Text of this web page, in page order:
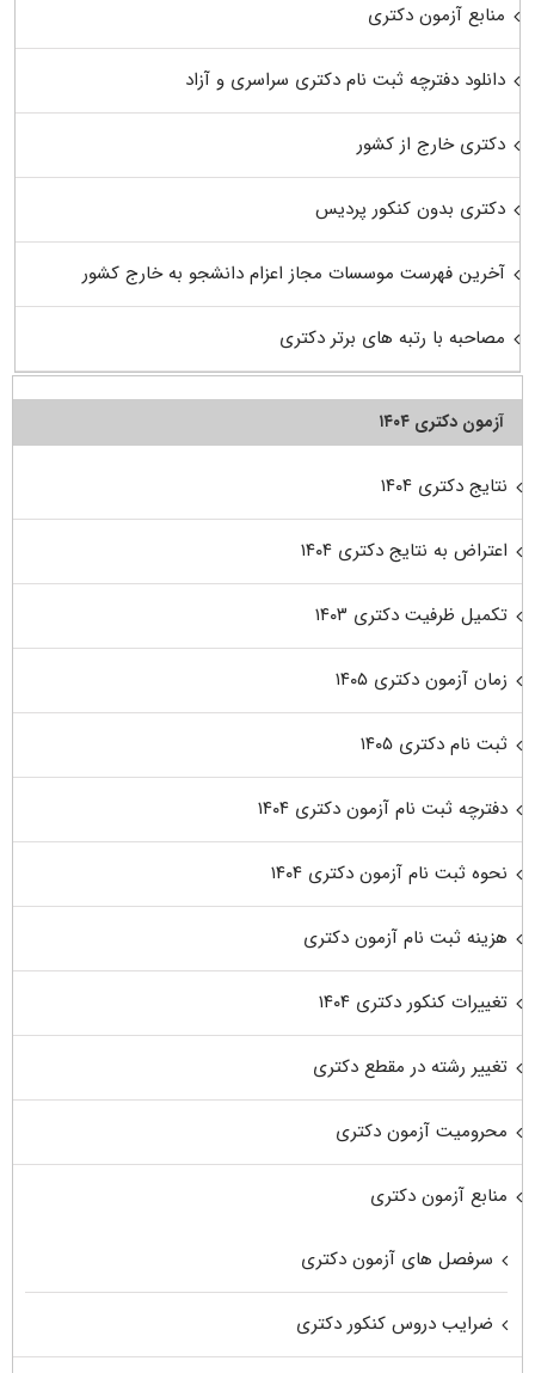
منابع آزمون دکتری
دانلود دفترچه ثبت نام دکتری سراسری و آزاد
دکتری خارج از کشور
دکتری بدون کنکور پردیس
آخرین فهرست موسسات مجاز اعزام دانشجو به خارج کشور
مصاحبه با رتبه های برتر دکتری
آزمون دکتری ۱۴۰۴
نتایج دکتری ۱۴۰۴
اعتراض به نتایج دکتری ۱۴۰۴
تکمیل ظرفیت دکتری ۱۴۰۳
زمان آزمون دکتری ۱۴۰۵
ثبت نام دکتری ۱۴۰۵
دفترچه ثبت نام آزمون دکتری ۱۴۰۴
نحوه ثبت نام آزمون دکتری ۱۴۰۴
هزینه ثبت نام آزمون دکتری
تغییرات کنکور دکتری ۱۴۰۴
تغییر رشته در مقطع دکتری
محرومیت آزمون دکتری
منابع آزمون دکتری
سرفصل های آزمون دکتری
ضرایب دروس کنکور دکتری